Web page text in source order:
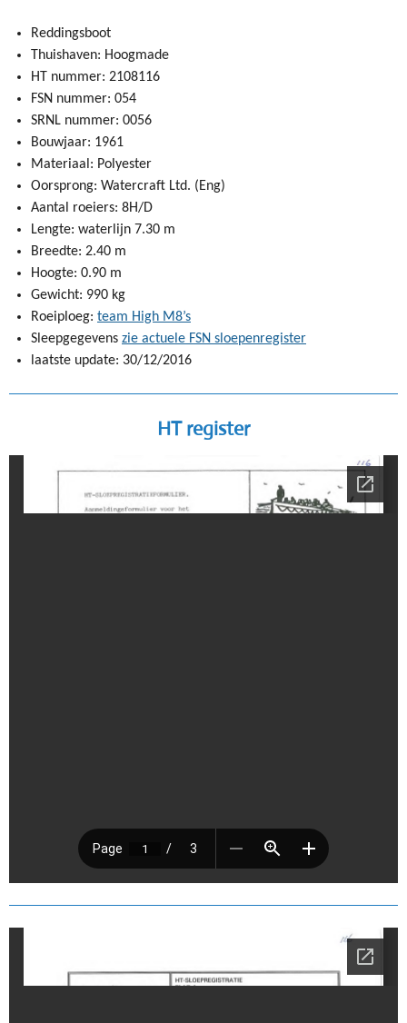
Reddingsboot
Thuishaven: Hoogmade
HT nummer: 2108116
FSN nummer: 054
SRNL nummer: 0056
Bouwjaar: 1961
Materiaal: Polyester
Oorsprong: Watercraft Ltd. (Eng)
Aantal roeiers: 8H/D
Lengte: waterlijn 7.30 m
Breedte: 2.40 m
Hoogte: 0.90 m
Gewicht: 990 kg
Roeiploeg: team High M8’s
Sleepgegevens zie actuele FSN sloepenregister
laatste update: 30/12/2016
HT register